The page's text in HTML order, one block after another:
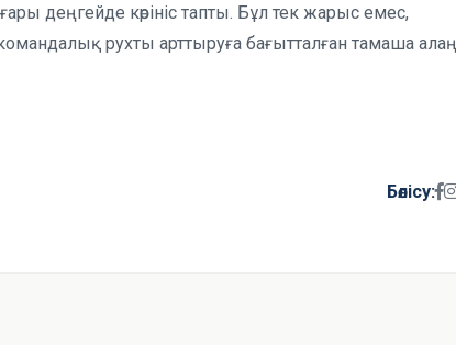
деңгейде көрініс тапты. Бұл тек жарыс емес,
рухты арттыруға бағытталған тамаша алаң
Бөлісу: